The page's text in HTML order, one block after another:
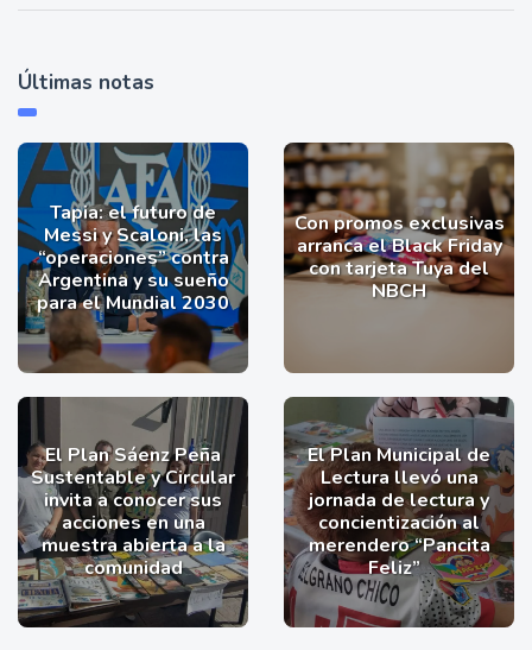
Últimas notas
Tapia: el futuro de
Messi y Scaloni, las
“operaciones” contra
Argentina y su sueño
para el Mundial 2030
Con promos exclusivas
arranca el Black Friday
con tarjeta Tuya del
NBCH
El Plan Sáenz Peña
Sustentable y Circular
invita a conocer sus
acciones en una
muestra abierta a la
comunidad
El Plan Municipal de
Lectura llevó una
jornada de lectura y
concientización al
merendero “Pancita
Feliz”